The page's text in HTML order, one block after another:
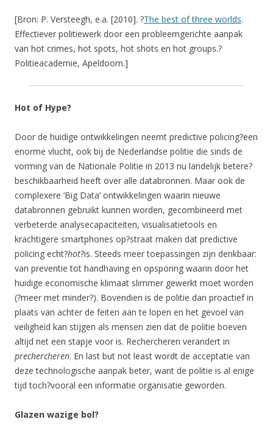
[Bron: P. Versteegh, e.a. [2010]. ?The best of three worlds.
Effectiever politiewerk door een probleemgerichte aanpak
van hot crimes, hot spots, hot shots en hot groups.?
Politieacademie, Apeldoorn.]
Hot of Hype?
Door de huidige ontwikkelingen neemt predictive policing?een
enorme vlucht, ook bij de Nederlandse politie die sinds de
vorming van de Nationale Politie in 2013 nu landelijk betere?
beschikbaarheid heeft over alle databronnen. Maar ook de
complexere ‘Big Data’ ontwikkelingen waarin nieuwe
databronnen gebruikt kunnen worden, gecombineerd met
verbeterde analysecapaciteiten, visualisatietools en
krachtigere smartphones op?straat maken dat predictive
policing echt?hot?is. Steeds meer toepassingen zijn denkbaar:
van preventie tot handhaving en opsporing waarin door het
huidige economische klimaat slimmer gewerkt moet worden
(?meer met minder?). Bovendien is de politie dan proactief in
plaats van achter de feiten aan te lopen en het gevoel van
veiligheid kan stijgen als mensen zien dat de politie boeven
altijd net een stapje voor is. Rechercheren verandert in
prechercheren. En last but not least wordt de acceptatie van
deze technologische aanpak beter, want de politie is al enige
tijd toch?vooral een informatie organisatie geworden.
Glazen wazige bol?